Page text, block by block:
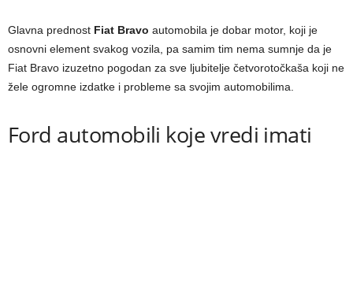
Glavna prednost Fiat Bravo automobila je dobar motor, koji je
osnovni element svakog vozila, pa samim tim nema sumnje da je
Fiat Bravo izuzetno pogodan za sve ljubitelje četvorotočkaša koji ne
žele ogromne izdatke i probleme sa svojim automobilima.
Ford automobili koje vredi imati